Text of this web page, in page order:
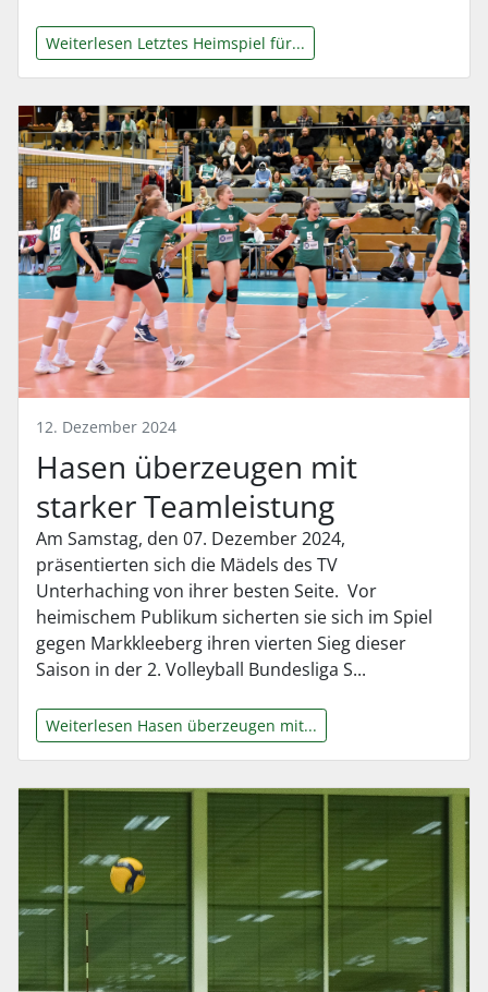
Weiterlesen Letztes Heimspiel für...
12. Dezember 2024
Hasen überzeugen mit
starker Teamleistung
Am Samstag, den 07. Dezember 2024,
präsentierten sich die Mädels des TV
Unterhaching von ihrer besten Seite. Vor
heimischem Publikum sicherten sie sich im Spiel
gegen Markkleeberg ihren vierten Sieg dieser
Saison in der 2. Volleyball Bundesliga S...
Weiterlesen Hasen überzeugen mit...